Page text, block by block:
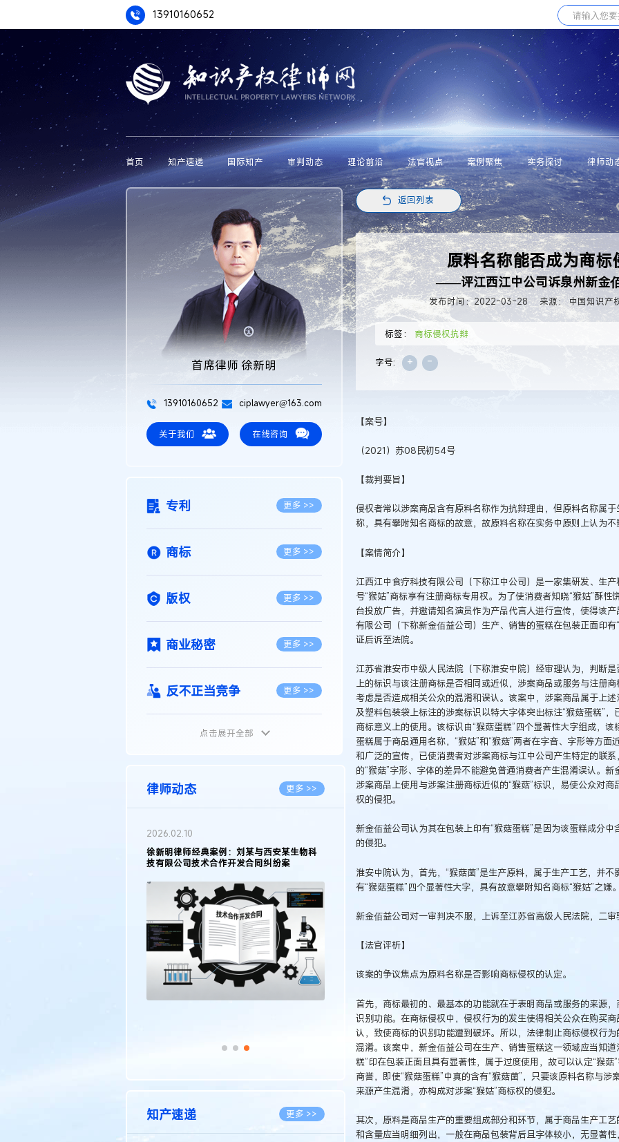
13910160652
首页 知产速递 国际知产 审判动态 理论前沿 法官视点 案例聚焦 实务探讨 律师动
首席律师 徐新明
13910160652 ciplawyer@163.com
关于我们 在线咨询
专利 更多 >>
商标 更多 >>
版权 更多 >>
商业秘密 更多 >>
反不正当竞争 更多 >>
植物新品种
地理标志 更多 >>
集成电路布图设计
传统文化 更多 >>
点击展开全部
律师动态 更多 >>
2026.02.10
徐新明律师经典案例：刘某与西安某生物科
技有限公司技术合作开发合同纠纷案
知产速递 更多 >>
返回列表
原料名称能否成为商标
——评江西江中公司诉泉州新金
发布时间：2022-03-28 来源： 中国知识产
标签： 商标侵权抗辩
字号: + -
【案号】
（2021）苏08民初54号
【裁判要旨】
侵权者常以涉案商品含有原料名称作为抗辩理由，但原料名称属
称，具有攀附知名商标的故意，故原料名称在实务中原则上认为
【案情简介】
江西江中食疗科技有限公司（下称江中公司）是一家集研发、生
号“猴姑”商标享有注册商标专用权。为了使消费者知晓“猴姑”酥
台投放广告，并邀请知名演员作为产品代言人进行宣传，使得该
有限公司（下称新金佰益公司）生产、销售的蛋糕在包装正面印
证后诉至法院。
江苏省淮安市中级人民法院（下称淮安中院）经审理认为，判断
上的标识与该注册商标是否相同或近似，涉案商品或服务与注册
考虑是否造成相关公众的混淆和误认。该案中，涉案商品属于上
及塑料包装袋上标注的涉案标识以特大字体突出标注“猴菇蛋糕”
商标意义上的使用。该标识由“猴菇蛋糕”四个显著性大字组成，
蛋糕属于商品通用名称，“猴姑”和“猴菇”两者在字音、字形等方
和广泛的宣传，已使消费者对涉案商标与江中公司产生特定的联
的“猴菇”字形、字体的差异不能避免普通消费者产生混淆误认。
涉案商品上使用与涉案注册商标近似的“猴菇”标识，易使公众对
权的侵犯。
新金佰益公司认为其在包装上印有“猴菇蛋糕”是因为该蛋糕成分
的侵犯。
淮安中院认为，首先，“猴菇菌”是生产原料，属于生产工艺，并
有“猴菇蛋糕”四个显著性大字，具有故意攀附知名商标“猴姑”之嫌
新金佰益公司对一审判决不服，上诉至江苏省高级人民法院，二
【法官评析】
该案的争议焦点为原料名称是否影响商标侵权的认定。
首先，商标最初的、最基本的功能就在于表明商品或服务的来源
识别功能。在商标侵权中，侵权行为的发生使得相关公众在购买
认，致使商标的识别功能遭到破坏。所以，法律制止商标侵权行
混淆。该案中，新金佰益公司在生产、销售蛋糕这一领域应当知
糕”印在包装正面且具有显著性，属于过度使用，故可以认定“猴
商誉，即使“猴菇蛋糕”中真的含有“猴菇菌”，只要该原料名称与
来源产生混淆，亦构成对涉案“猴姑”商标权的侵犯。
其次，原料是商品生产的重要组成部分和环节，属于商品生产工
和含量应当明细列出，一般在商品包装背后且字体较小，无显著